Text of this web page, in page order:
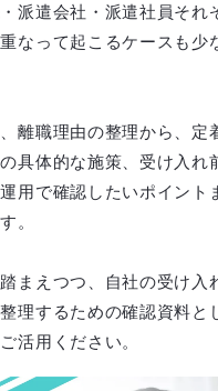
派遣会社・派遣社員それ
なって起こるケースも少
離職理由の整理から、定
具体的な施策、受け入れ
用で確認したいポイント
。
まえつつ、自社の受け入
理するための確認資料と
活用ください。